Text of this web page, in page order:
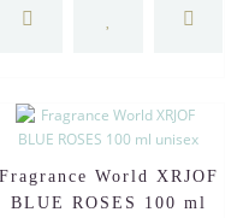
Fragrance World XRJOF
BLUE ROSES 100 ml